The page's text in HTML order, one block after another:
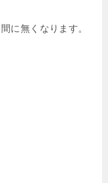
に無くなります。